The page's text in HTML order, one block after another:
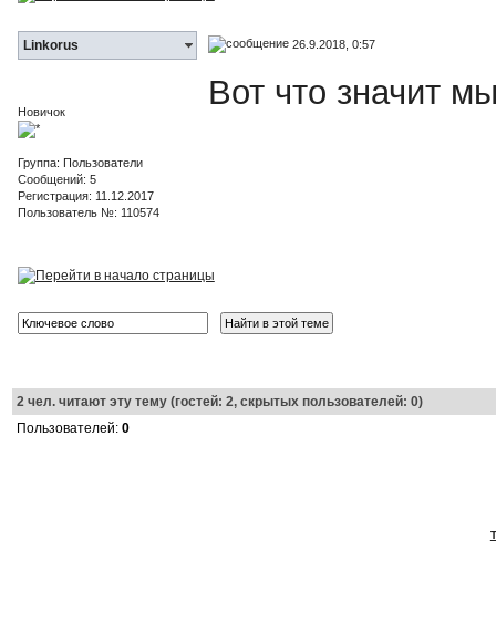
Linkorus 26.9.2018, 0:57
Новичок
Группа: Пользователи
Сообщений: 5
Регистрация: 11.12.2017
Пользователь №: 110574
Вот что значит
2чел. читают эту тему (гостей: 2, скрытых пользователей: 0)
Пользователей: 0